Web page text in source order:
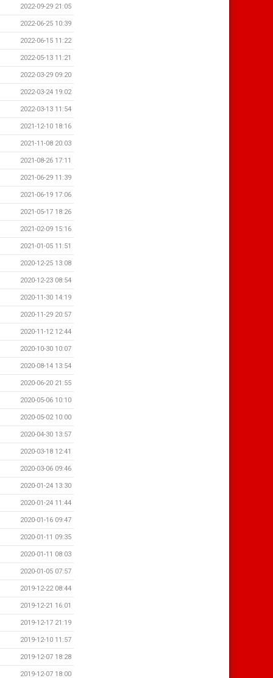
2022-09-29 21:05
2022-06-25 10:39
2022-06-15 11:22
2022-05-13 11:21
2022-03-29 09:20
2022-03-24 19:02
2022-03-13 11:54
2021-12-10 18:16
2021-11-08 20:03
2021-08-26 17:11
2021-06-29 11:39
2021-06-19 17:06
2021-05-17 18:26
2021-02-09 15:16
2021-01-05 11:51
2020-12-25 13:08
2020-12-23 08:54
2020-11-30 14:19
2020-11-29 20:57
2020-11-12 12:44
2020-10-30 10:07
2020-08-14 13:54
2020-06-20 21:55
2020-05-06 10:10
2020-05-02 10:00
2020-04-30 13:57
2020-03-18 12:41
2020-03-06 09:46
2020-01-24 13:30
2020-01-24 11:44
2020-01-16 09:47
2020-01-11 09:35
2020-01-11 08:03
2020-01-05 07:57
2019-12-22 08:44
2019-12-21 16:01
2019-12-17 21:19
2019-12-10 11:57
2019-12-07 18:28
2019-12-07 18:00